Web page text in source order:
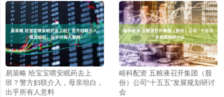
易策略 给宝宝喂安眠药去上
班？警方妇联介入，母亲坦白，
出乎所有人意料
峪科配资 五粮液召开集团（股
份）公司“十五五”发展规划研讨
会